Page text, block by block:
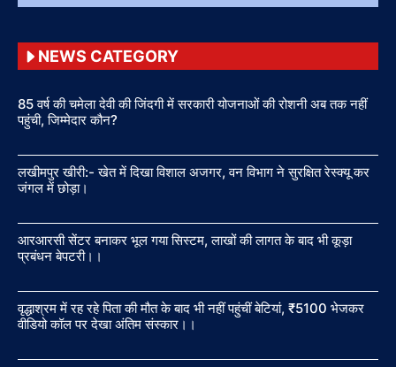
NEWS CATEGORY
85 वर्ष की चमेला देवी की जिंदगी में सरकारी योजनाओं की रोशनी अब तक नहीं
पहुंची, जिम्मेदार कौन?
लखीमपुर खीरी:- खेत में दिखा विशाल अजगर, वन विभाग ने सुरक्षित रेस्क्यू कर
जंगल में छोड़ा।
आरआरसी सेंटर बनाकर भूल गया सिस्टम, लाखों की लागत के बाद भी कूड़ा
प्रबंधन बेपटरी।।
वृद्धाश्रम में रह रहे पिता की मौत के बाद भी नहीं पहुंचीं बेटियां, ₹5100 भेजकर
वीडियो कॉल पर देखा अंतिम संस्कार।।